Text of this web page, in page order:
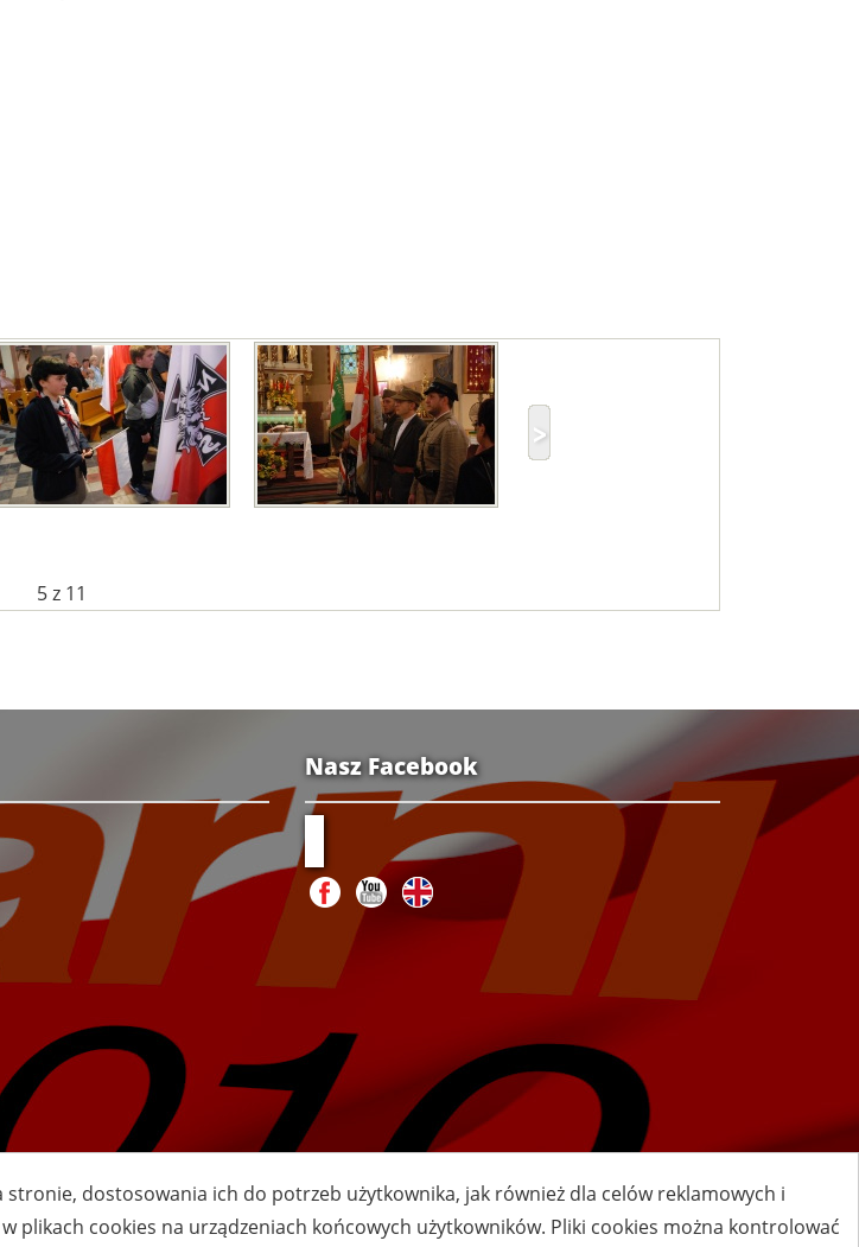
5z 11
Nasz Facebook
dostosowania ich do potrzeb użytkownika, jak również dla celów reklamowych i
plikach cookies na urządzeniach końcowych użytkowników. Pliki cookies można kontrolować